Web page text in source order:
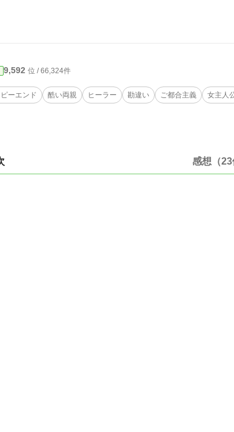
9,592 位 / 66,324件
ーエンド 酷い両親 ヒーラー 勘違い ご都合主義 女主人
感想（23